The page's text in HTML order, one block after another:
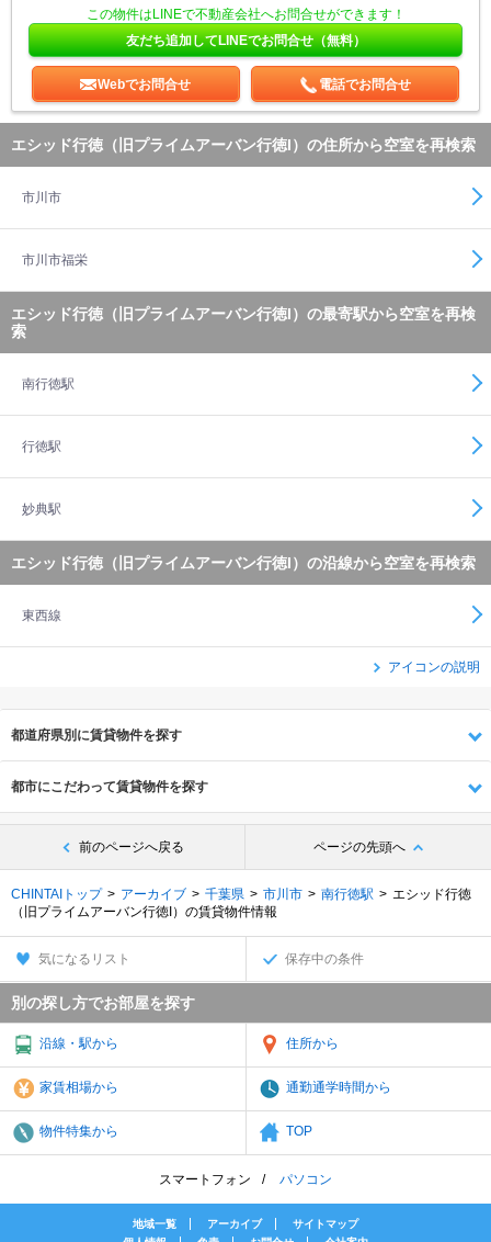
この物件はLINEで不動産会社へお問合せができます！
友だち追加してLINEでお問合せ（無料）
Webでお問合せ 電話でお問合せ
エシッド行徳（旧プライムアーバン行徳I）の住所から空室を再検索
市川市
市川市福栄
エシッド行徳（旧プライムアーバン行徳I）の最寄駅から空室を再検
索
南行徳駅
行徳駅
妙典駅
エシッド行徳（旧プライムアーバン行徳I）の沿線から空室を再検索
東西線
アイコンの説明
都道府県別に賃貸物件を探す
都市にこだわって賃貸物件を探す
前のページへ戻る ページの先頭へ
CHINTAIトップ アーカイブ 千葉県 市川市 南行徳駅
エシッド行徳
（旧プライムアーバン行徳I）の賃貸物件情報
気になるリスト 保存中の条件
別の探し方でお部屋を探す
沿線・駅から 住所から
家賃相場から 通勤通学時間から
物件特集から TOP
スマートフォン パソコン
地域一覧 アーカイブ
サイトマップ